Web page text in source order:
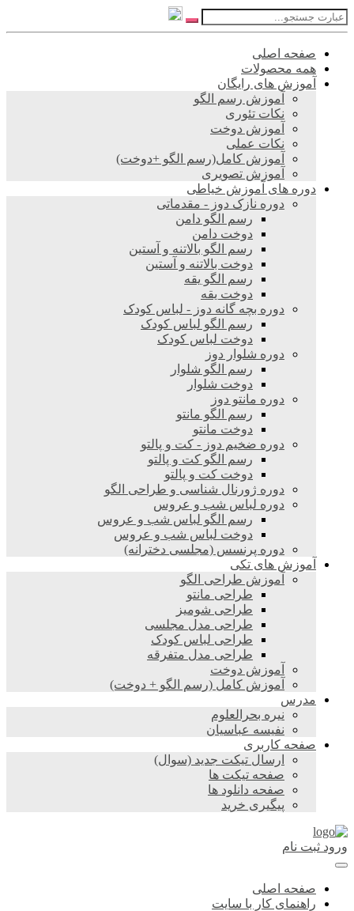
صفحه اصلی
همه محصولات
آموزش های رایگان
آموزش رسم الگو
نکات تئوری
آموزش دوخت
نکات عملی
آموزش کامل(رسم الگو +دوخت)
آموزش تصویری
دوره های آموزش خیاطی
دوره نازک دوز - مقدماتی
رسم الگو دامن
دوخت دامن
رسم الگو بالاتنه و آستین
دوخت بالاتنه و آستین
رسم الگو یقه
دوخت یقه
دوره بچه گانه دوز - لباس کودک
رسم الگو لباس کودک
دوخت لباس کودک
دوره شلوار دوز
رسم الگو شلوار
دوخت شلوار
دوره مانتو دوز
رسم الگو مانتو
دوخت مانتو
دوره ضخیم دوز - کت و پالتو
رسم الگو کت و پالتو
دوخت کت و پالتو
دوره ژورنال شناسی و طراحی الگو
دوره لباس شب و عروس
رسم الگو لباس شب و عروس
دوخت لباس شب و عروس
دوره پرنسس (مجلسی دخترانه)
آموزش های تکی
آموزش طراحی الگو
طراحی مانتو
طراحی شومیز
طراحی مدل مجلسی
طراحی لباس کودک
طراحی مدل متفرقه
آموزش دوخت
آموزش کامل (رسم الگو + دوخت)
مدرس
نیره بحرالعلوم
نفیسه عباسیان
صفحه کاربری
ارسال تیکت جدید (سوال)
صفحه تیکت ها
صفحه دانلود ها
پیگیری خرید
ورود ثبت نام
صفحه اصلی
راهنمای کار با سایت